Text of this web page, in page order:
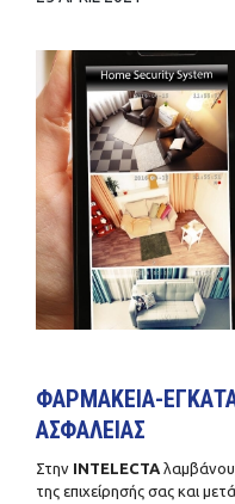
ΦΑΡΜΑΚΕΙΑ-
ΑΣΦΑΛΕΙΑΣ
Στην INTELECTA
της επιχείρησής σας και